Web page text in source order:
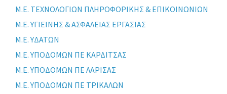
Μ.Ε. ΤΕΧΝΟΛΟΓΙΩΝ ΠΛΗΡΟΦΟΡΙΚΗΣ & ΕΠΙΚΟΙΝΩΝΙΩΝ
Μ.Ε. ΥΓΙΕΙΝΗΣ & ΑΣΦΑΛΕΙΑΣ ΕΡΓΑΣΙΑΣ
Μ.Ε. ΥΔΑΤΩΝ
Μ.Ε. ΥΠΟΔΟΜΩΝ ΠΕ ΚΑΡΔΙΤΣΑΣ
Μ.Ε. ΥΠΟΔΟΜΩΝ ΠΕ ΛΑΡΙΣΑΣ
Μ.Ε. ΥΠΟΔΟΜΩΝ ΠΕ ΤΡΙΚΑΛΩΝ